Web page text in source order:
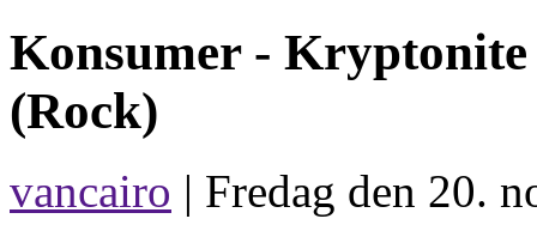
Konsumer - Kryptonite
(Rock)
vancairo | Fredag den 20.